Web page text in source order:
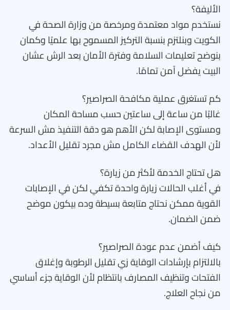
الأليفة؟
نستخدم مواد معتمدة ومرخصة من وزارة الصحة في
الكويت وبنلتزم بنسبة التركيز المسموح بها علميًا وكمان
بنوضح تعليمات السلامة وفترة الأمان بعد الرش عشان
البيت يفضل آمن تمامًا.
كم تستغرق عملية مكافحة الصراصير؟
غالبًا من ساعة إلى ساعتين حسب مساحة المكان
ومستوى الإصابة لكن الأهم هو دقة التنفيذ مش السرعة
لأن الهدف القضاء الكامل مش مجرد تقليل الأعداد.
هل تحتاج الخدمة لأكثر من زيارة؟
في أغلب الحالات زيارة واحدة تكفي لكن في الإصابات
القوية ممكن نحتاج متابعة بسيطة وده بيكون موضح
ضمن الضمان.
كيف أضمن عدم عودة الصراصير؟
بالالتزام بإرشادات الوقاية زي تقليل الرطوبة وإغلاق
الفتحات وتنظيف المصارف بانتظام لأن الوقاية جزء أساسي
من نجاح العلاج.